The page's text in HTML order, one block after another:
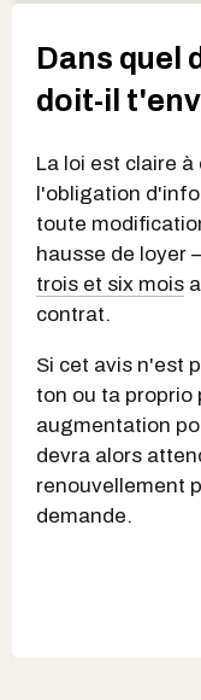
Dans quel
doit-il
La loi est claire
l'obligation
toute
hausse de loyer
trois et six mois
contrat.
Si cet avis n'est
ton ou ta proprio
augmentation
devra alors
renouvellement
demande.